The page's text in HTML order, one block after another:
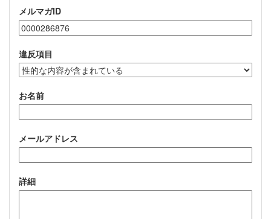
メルマガID
違反項目
お名前
メールアドレス
詳細